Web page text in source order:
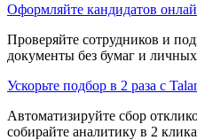
Оформляйте кандидатов
Проверяйте сотрудников и
документы без бумаг и
Ускорьте подбор в 2 раза с
Автоматизируйте сбор
собирайте аналитику в 2 клика